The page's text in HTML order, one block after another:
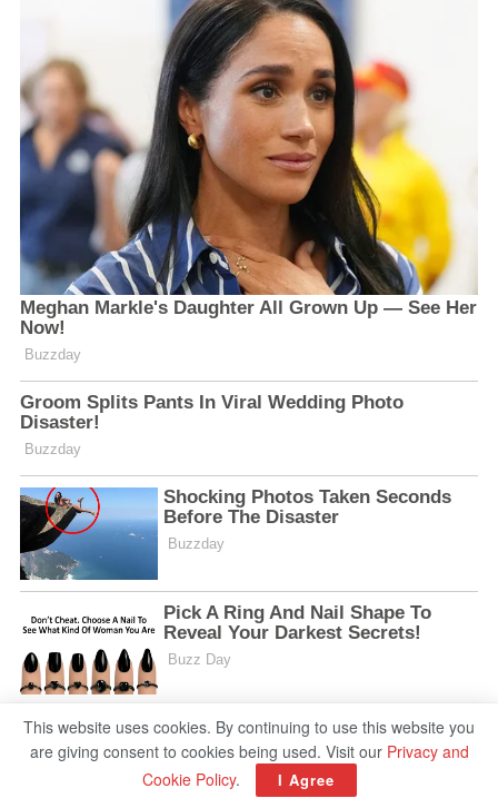
This website uses cookies. By continuing to use this website you
are giving consent to cookies being used. Visit our Privacy and
Cookie Policy. I Agree